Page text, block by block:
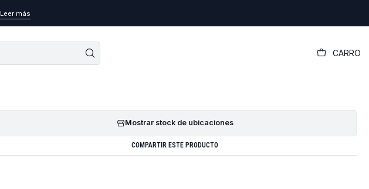
CARRO
Leer más
Cargador Original Dell Vostro 14 3000 (3400)
Mostrar stock de ubicaciones
COMPARTIR ESTE PRODUCTO